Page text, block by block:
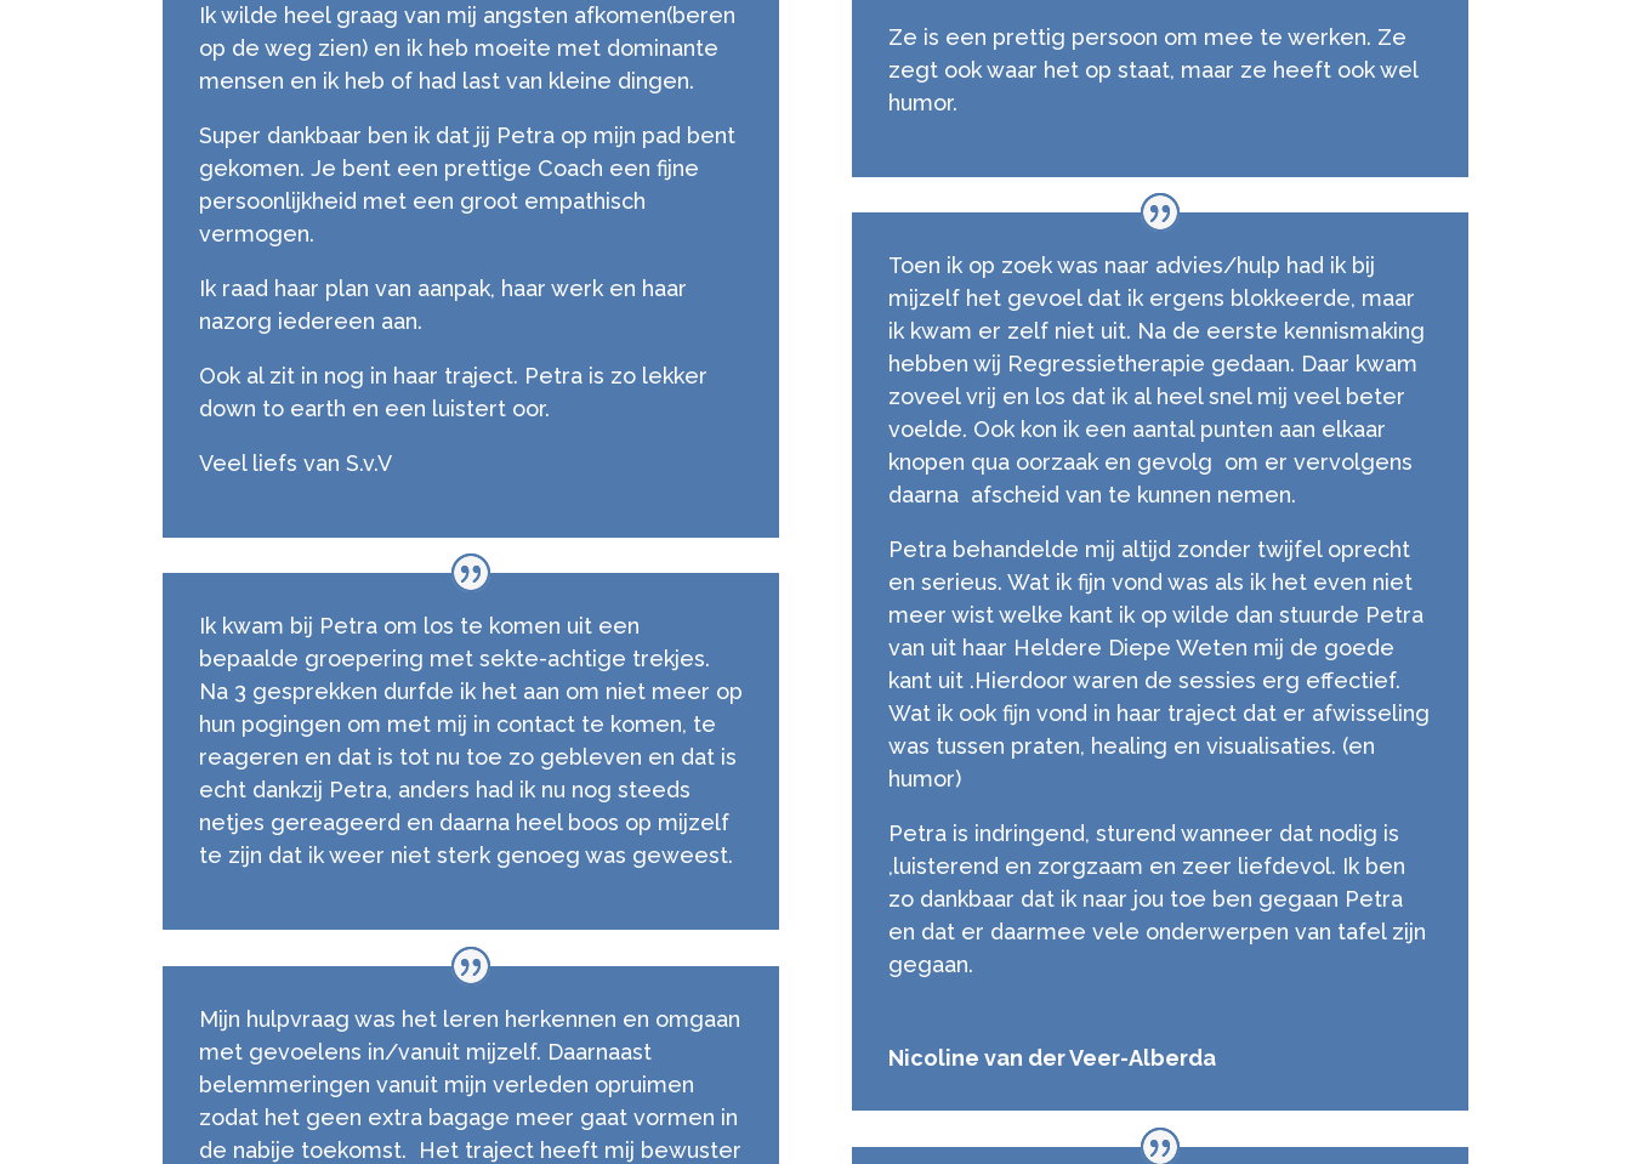
Ik wilde heel graag van mij angsten afkomen(beren
op de weg zien) en ik heb moeite met dominante
mensen en ik heb of had last van kleine dingen.
Super dankbaar ben ik dat jij Petra op mijn pad bent
gekomen. Je bent een prettige Coach een fijne
persoonlijkheid met een groot empathisch
vermogen.
Ik raad haar plan van aanpak, haar werk en haar
nazorg iedereen aan.
Ook al zit in nog in haar traject. Petra is zo lekker
down to earth en een luistert oor.
Veel liefs van S.v.V
Ik kwam bij Petra om los te komen uit een
bepaalde groepering met sekte-achtige trekjes.
Na 3 gesprekken durfde ik het aan om niet meer op
hun pogingen om met mij in contact te komen, te
reageren en dat is tot nu toe zo gebleven en dat is
echt dankzij Petra, anders had ik nu nog steeds
netjes gereageerd en daarna heel boos op mijzelf
te zijn dat ik weer niet sterk genoeg was geweest.
Mijn hulpvraag was het leren herkennen en omgaan
met gevoelens in/vanuit mijzelf. Daarnaast
belemmeringen vanuit mijn verleden opruimen
zodat het geen extra bagage meer gaat vormen in
de nabije toekomst. Het traject heeft mij bewuster
Ze is een prettig persoon om mee te werken. Ze
zegt ook waar het op staat, maar ze heeft ook wel
humor.
Toen ik op zoek was naar advies/hulp had ik bij
mijzelf het gevoel dat ik ergens blokkeerde, maar
ik kwam er zelf niet uit. Na de eerste kennismaking
hebben wij Regressietherapie gedaan. Daar kwam
zoveel vrij en los dat ik al heel snel mij veel beter
voelde. Ook kon ik een aantal punten aan elkaar
knopen qua oorzaak en gevolg om er vervolgens
daarna afscheid van te kunnen nemen.
Petra behandelde mij altijd zonder twijfel oprecht
en serieus. Wat ik fijn vond was als ik het even niet
meer wist welke kant ik op wilde dan stuurde Petra
van uit haar Heldere Diepe Weten mij de goede
kant uit .Hierdoor waren de sessies erg effectief.
Wat ik ook fijn vond in haar traject dat er afwisseling
was tussen praten, healing en visualisaties. (en
humor)
Petra is indringend, sturend wanneer dat nodig is
,luisterend en zorgzaam en zeer liefdevol. Ik ben
zo dankbaar dat ik naar jou toe ben gegaan Petra
en dat er daarmee vele onderwerpen van tafel zijn
gegaan.
Nicoline van der Veer-Alberda